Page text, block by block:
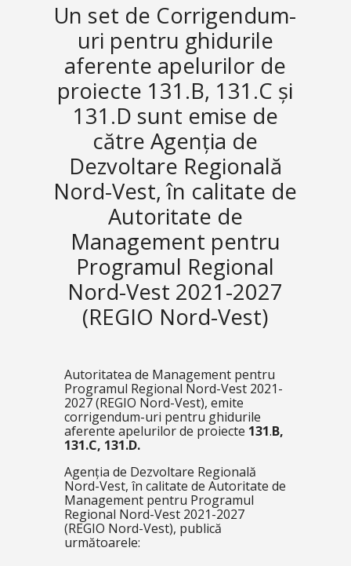
Un set de Corrigendum-
uri pentru ghidurile
aferente apelurilor de
proiecte 131.B, 131.C și
131.D sunt emise de
către Agenția de
Dezvoltare Regională
Nord-Vest, în calitate de
Autoritate de
Management pentru
Programul Regional
Nord-Vest 2021-2027
(REGIO Nord-Vest)
Autoritatea de Management pentru
Programul Regional Nord-Vest 2021-
2027 (REGIO Nord-Vest), emite
corrigendum-uri pentru ghidurile
aferente apelurilor de proiecte 131.B,
131.C, 131.D.
Agenția de Dezvoltare Regională
Nord-Vest, în calitate de Autoritate de
Management pentru Programul
Regional Nord-Vest 2021-2027
(REGIO Nord-Vest), publică
următoarele: